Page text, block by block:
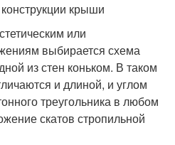
крыши
или
выбирается схема
из стен коньком. В таком
и длиной, и углом
треугольника в любом
скатов стропильной